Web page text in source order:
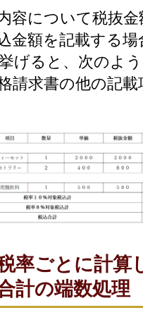
容について税抜金
金額を記載する場
げると、次のよ
請求書の他の記載
率ごとに計算
計の端数処理